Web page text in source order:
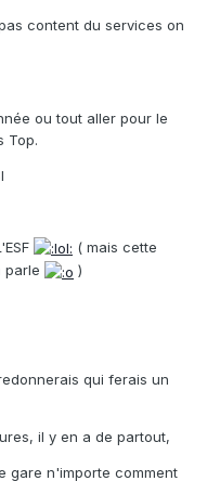
content du services on
ou tout aller pour le
Top.
( mais cette
parle
)
qui ferais un
il y en a de partout,
gare n'importe comment